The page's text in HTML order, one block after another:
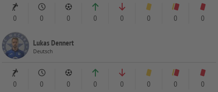
0 0 0 0 0 0 0 0
Lukas Dennert
Deutsch
0 0 0 0 0 0 0 0